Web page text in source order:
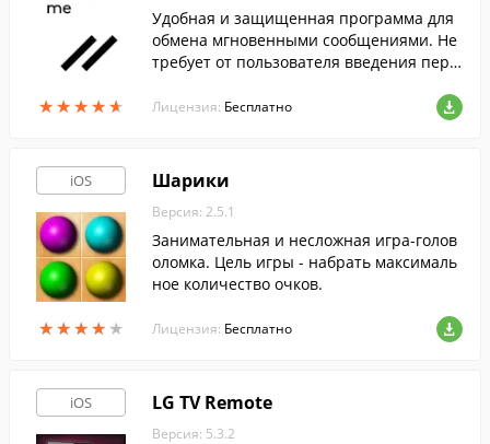
★★★★★
★★★★★
Удобная и защищенная программа для
обмена мгновенными сообщениями. Не
требует от пользователя введения перс
Лицензия: Бесплатно
iOS
★★★★ ★
★★★★ ★
Шарики
Версия: 2.5.1
Занимательная и несложная игра-голов
оломка. Цель игры - набрать максималь
ное количество очков.
Лицензия: Бесплатно
iOS LG TV Remote
Версия: 5.3.2